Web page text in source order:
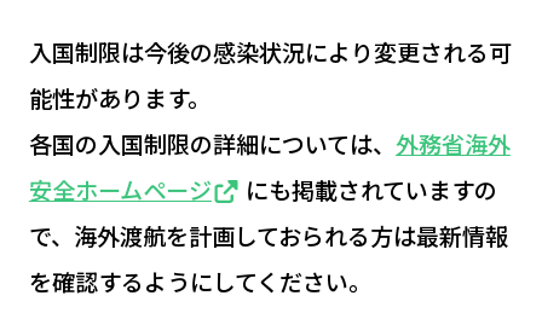
入国制限は今後の感染状況により変更される可
能性があります。
各国の入国制限の詳細については、 外務省海外
安全ホームページ
にも掲載されていますの
で、海外渡航を計画しておられる方は最新情報
を確認するようにしてください。